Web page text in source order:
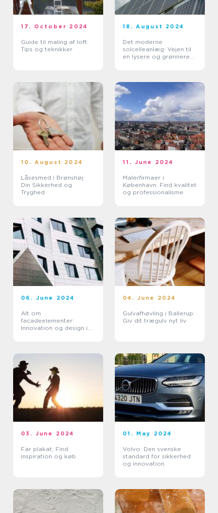
17. October 2024
Guide til maling af loft:
Tips og teknikker
18. August 2024
Det moderne
solcelleanlæg: Vejen til
en lysere og grønnere
10. August 2024
Låsesmed i Brønshøj:
Din Sikkerhed og
Tryghed
11. June 2024
Malerfirmaer i
København: Find kvalitet
og professionalisme
06. June 2024
Alt om
facadeelementer:
Innovation og design i
04. June 2024
Gulvafhøvling i Ballerup:
Giv dit trægulv nyt liv
03. June 2024
Far plakat: Find
inspiration og køb
01. May 2024
Volvo: Den svenske
standard for sikkerhed
og innovation